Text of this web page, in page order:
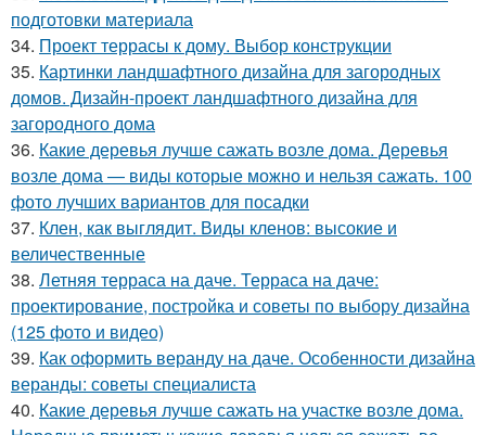
подготовки материала
34. Проект террасы к дому. Выбор конструкции
35. Картинки ландшафтного дизайна для загородных
домов. Дизайн-проект ландшафтного дизайна для
загородного дома
36. Какие деревья лучше сажать возле дома. Деревья
возле дома — виды которые можно и нельзя сажать. 100
фото лучших вариантов для посадки
37. Клен, как выглядит. Виды кленов: высокие и
величественные
38. Летняя терраса на даче. Терраса на даче:
проектирование, постройка и советы по выбору дизайна
(125 фото и видео)
39. Как оформить веранду на даче. Особенности дизайна
веранды: советы специалиста
40. Какие деревья лучше сажать на участке возле дома.